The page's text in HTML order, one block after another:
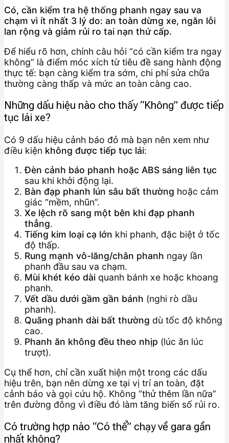
Có, cần kiểm tra hệ thống phanh ngay sau va
chạm vì ít nhất 3 lý do: an toàn dừng xe, ngăn lỗi
lan rộng và giảm rủi ro tai nạn thứ cấp.
Để hiểu rõ hơn, chính câu hỏi “có cần kiểm tra ngay
không” là điểm móc xích từ tiêu đề sang hành động
thực tế: bạn càng kiểm tra sớm, chi phí sửa chữa
thường càng thấp và mức an toàn càng cao.
Những dấu hiệu nào cho thấy “Không” được tiếp
tục lái xe?
Có 9 dấu hiệu cảnh báo đỏ mà bạn nên xem như
điều kiện không được tiếp tục lái:
Đèn cảnh báo phanh hoặc ABS sáng liên tục
sau khi khởi động lại.
Bàn đạp phanh lún sâu bất thường hoặc cảm
giác “mềm, nhũn”.
Xe lệch rõ sang một bên khi đạp phanh
thẳng.
Tiếng kim loại cạ lớn khi phanh, đặc biệt ở tốc
độ thấp.
Rung mạnh vô-lăng/chân phanh ngay lần
phanh đầu sau va chạm.
Mùi khét kéo dài quanh bánh xe hoặc khoang
phanh.
Vết dầu dưới gầm gần bánh (nghi rò dầu
phanh).
Quãng phanh dài bất thường dù tốc độ không
cao.
Phanh ăn không đều theo nhịp (lúc ăn lúc
trượt).
Cụ thể hơn, chỉ cần xuất hiện một trong các dấu
hiệu trên, bạn nên dừng xe tại vị trí an toàn, đặt
cảnh báo và gọi cứu hộ. Không “thử thêm lần nữa”
trên đường đông vì điều đó làm tăng biến số rủi ro.
Có trường hợp nào “Có thể” chạy về gara gần
nhất không?